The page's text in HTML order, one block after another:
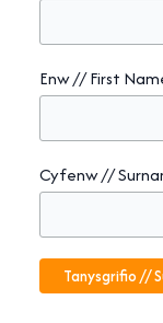
Enw // First
Cyfenw //